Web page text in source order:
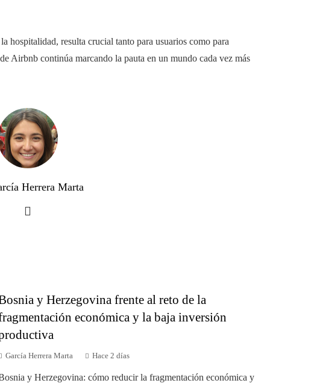
hospitalidad, resulta crucial tanto para usuarios como para
Airbnb continúa marcando la pauta en un mundo cada vez más
Herrera Marta
y Herzegovina frente al reto de la
económica y la baja inversión
García Herrera Marta Hace 2 días
y Herzegovina: cómo reducir la fragmentación económica y